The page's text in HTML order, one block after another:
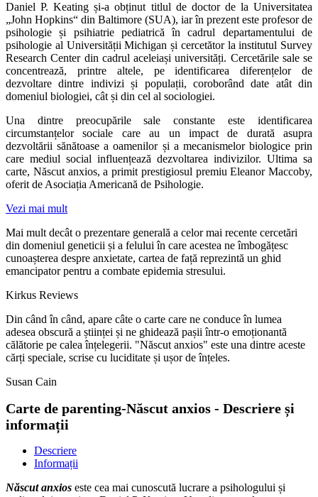
Daniel P. Keating și‑a obținut titlul de doctor de la Universitatea
„John Hopkins“ din Baltimore (SUA), iar în prezent este profesor de
psihologie și psihiatrie pediatrică în cadrul departamentului de
psihologie al Universității Michigan și cercetător la institutul Survey
Research Center din cadrul aceleiași universități. Cercetările sale se
concentrează, printre altele, pe identificarea diferențelor de
dezvoltare dintre indivizi și populații, coroborând date atât din
domeniul biologiei, cât și din cel al sociologiei.
Una dintre preocupările sale constante este identificarea
circumstanțelor sociale care au un impact de durată asupra
dezvoltării sănătoase a oamenilor și a mecanismelor biologice prin
care mediul social influențează dezvoltarea indivizilor. Ultima sa
carte, Născut anxios, a primit prestigiosul premiu Eleanor Maccoby,
oferit de Asociația Americană de Psihologie.
Vezi mai mult
Mai mult decât o prezentare generală a celor mai recente cercetări
din domeniul geneticii și a felului în care acestea ne îmbogățesc
cunoașterea despre anxietate, cartea de față reprezintă un ghid
emancipator pentru a combate epidemia stresului.
Kirkus Reviews
Din când în când, apare câte o carte care ne conduce în lumea
adesea obscură a științei și ne ghidează pașii într-o emoționantă
călătorie pe calea înțelegerii. "Născut anxios" este una dintre aceste
cărți speciale, scrise cu luciditate și ușor de înțeles.
Susan Cain
Carte de parenting-Născut anxios - Descriere și
informații
Descriere
Informații
Născut anxios este cea mai cunoscută lucrare a psihologului și